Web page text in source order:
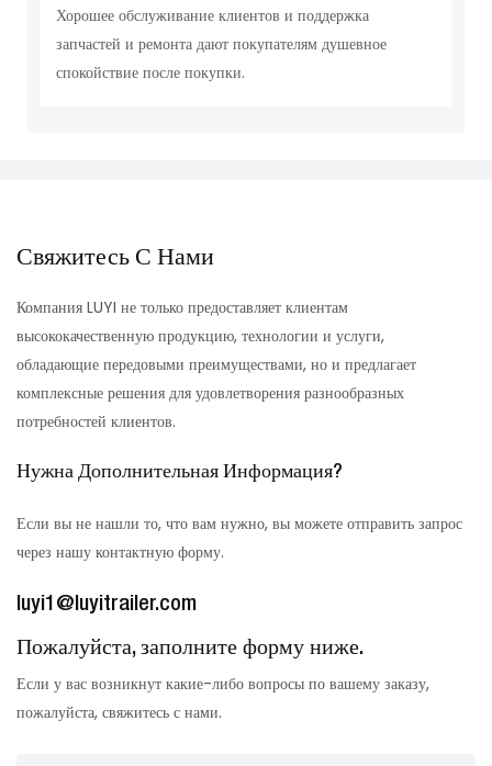
Хорошее обслуживание клиентов и поддержка
запчастей и ремонта дают покупателям душевное
спокойствие после покупки.
Свяжитесь С Нами
Компания LUYI не только предоставляет клиентам
высококачественную продукцию, технологии и услуги,
обладающие передовыми преимуществами, но и предлагает
комплексные решения для удовлетворения разнообразных
потребностей клиентов.
Нужна Дополнительная Информация?
Если вы не нашли то, что вам нужно, вы можете отправить запрос
через нашу контактную форму.
luyi1@luyitrailer.com
Пожалуйста, заполните форму ниже.
Если у вас возникнут какие-либо вопросы по вашему заказу,
пожалуйста, свяжитесь с нами.